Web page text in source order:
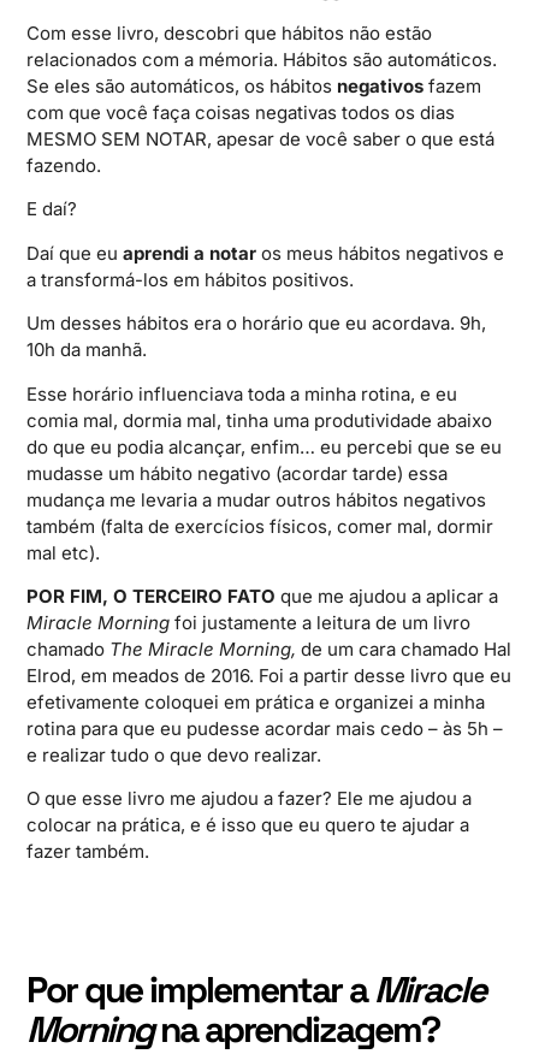
Com esse livro, descobri que hábitos não estão
relacionados com a mémoria. Hábitos são automáticos.
Se eles são automáticos, os hábitos negativos fazem
com que você faça coisas negativas todos os dias
MESMO SEM NOTAR, apesar de você saber o que está
fazendo.
E daí?
Daí que euaprendi a notar os meus hábitos negativos e
a transformá-los em hábitos positivos.
Um desses hábitos era o horário que eu acordava. 9h,
10h da manhã.
Esse horário influenciava toda a minha rotina, e eu
comia mal, dormia mal, tinha uma produtividade abaixo
do que eu podia alcançar, enfim… eu percebi que se eu
mudasse um hábito negativo (acordar tarde) essa
mudança me levaria a mudar outros hábitos negativos
também (falta de exercícios físicos, comer mal, dormir
mal etc).
POR FIM, O TERCEIRO FATO que me ajudou a aplicar a
Miracle Morning foi justamente a leitura de um livro
chamado The Miracle Morning, de um cara chamado Hal
Elrod, em meados de 2016. Foi a partir desse livro que eu
efetivamente coloquei em prática e organizei a minha
rotina para que eu pudesse acordar mais cedo – às 5h –
e realizar tudo o que devo realizar.
O que esse livro me ajudou a fazer? Ele me ajudou a
colocar na prática, e é isso que eu quero te ajudar a
fazer também.
Por que implementar aMiracle
Morningna aprendizagem?